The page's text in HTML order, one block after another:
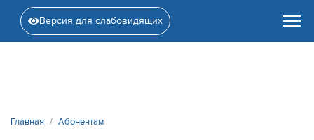
Версия для слабовидящих
Главная Абонентам